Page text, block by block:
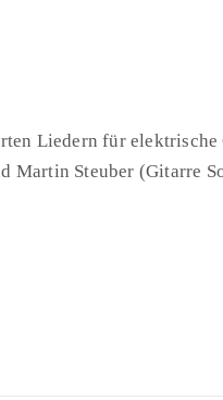
Liedern für
Martin Steuber (Gitarre